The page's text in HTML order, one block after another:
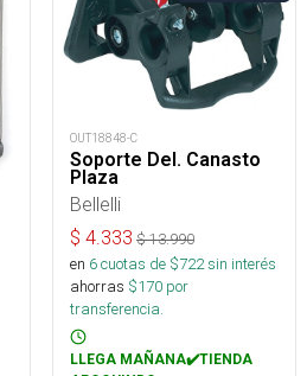
OUT18848-C
Soporte Del. Canasto
Plaza
Bellelli
$ 4.333 $13.990
en 6cuotas de $722sin interés
ahorras $170 por
transferencia.
LLEGA MAÑANA✔️TIENDA